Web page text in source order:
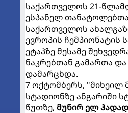
საქართველოს 21-
ესპანელ
საქართველოს
ევროპის ჩემპიონატის
ეტაპზე მესამე
ნაკრებთან გამართა და
დამარცხდა.
7 ოქტომბერს, "მიხეილ
სტადიონზე ანგარიში
წუთზე, მუნირ ელ